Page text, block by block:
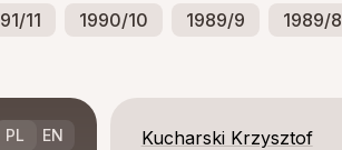
11 1990/10 1989/9 1989/8
PL
EN
Kucharski Krzysztof